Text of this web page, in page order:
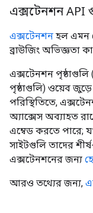
এক্সটেনশন API
এক্সটেনশন হল এমন
ব্রাউজিং অভিজ্ঞতা
এক্সটেনশন পৃষ্ঠাগুলি
পৃষ্ঠাগুলি) ওয়েব জুড়ে
পরিস্থিতিতে,
অ্যাক্সেস অব্যাহত
এম্বেড করতে পারে;
সাইটগুলি তাদের
এক্সটেনশনের জন্য
আরও তথ্যের জন্য,